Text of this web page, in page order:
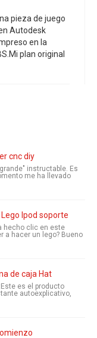
pieza de juego
Autodesk
en la
plan original
cnc diy
instructable. Es
me ha llevado
Ipod soporte
hecho clic en este
a hacer un lego? Bueno
de caja Hat
es el producto
autoexplicativo,